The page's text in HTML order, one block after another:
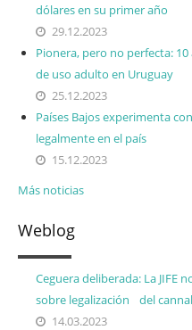
dólares en su primer año
29.12.2023
Pionera, pero no perfecta:
de uso adulto en Uruguay
25.12.2023
Países Bajos experimenta
legalmente en el país
15.12.2023
Más noticias
Weblog
Ceguera deliberada: La JIFE
sobre legalización del
14.03.2023